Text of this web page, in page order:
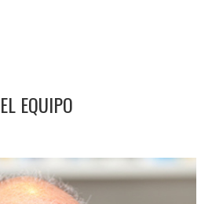
EL EQUIPO